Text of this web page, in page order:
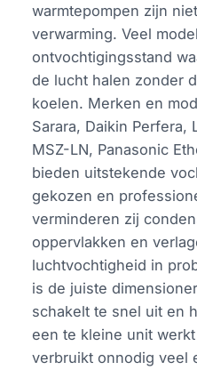
warmtepompen zijn
verwarming. Veel
ontvochtigingsstand
de lucht halen zonder
koelen. Merken en
Sarara, Daikin Perfera,
MSZ-LN, Panasonic
bieden uitstekende
gekozen en
verminderen zij
oppervlakken en
luchtvochtigheid in
is de juiste
schakelt te snel uit en
een te kleine unit
verbruikt onnodig veel